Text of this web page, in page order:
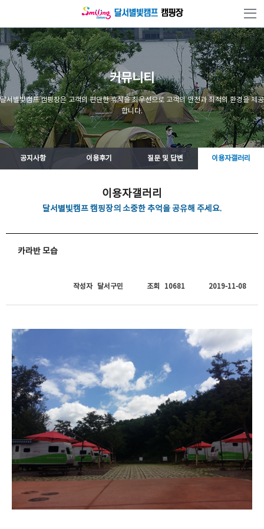
커뮤니티
달서별빛캠프 캠핑장은 고객의 편안한 휴식을 최우선으로 고객의 안전과 최적의 환경을 제공
합니다.
공지사항 이용후기 질문 및 답변 이용자갤러리
이용자갤러리
달서별빛캠프 캠핑장의 소중한 추억을 공유해 주세요.
카라반 모습
작성자 달서구민 조회 10681 2019-11-08